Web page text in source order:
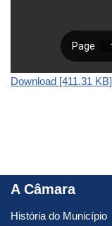
Download [411.31 KB]
A Câmara
História do Município